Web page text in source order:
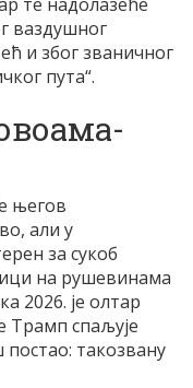
ваздушног
и због званичног
пута“.
његов
али у
за сукоб
на рушевинама
2026. је олтар
Трамп спаљује
постао: такозвану